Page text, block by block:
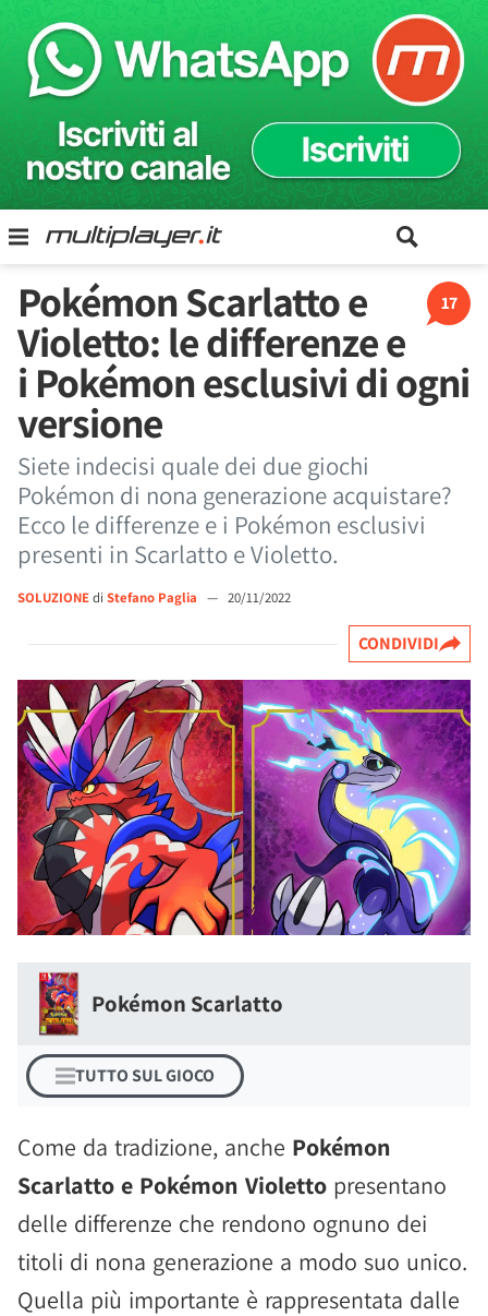
17
Pokémon Scarlatto e
Violetto: le differenze e
i Pokémon esclusivi di ogni
versione
Siete indecisi quale dei due giochi
Pokémon di nona generazione acquistare?
Ecco le differenze e i Pokémon esclusivi
presenti in Scarlatto e Violetto.
SOLUZIONEdi Stefano Paglia — 20/11/2022
CONDIVIDI
Pokémon Scarlatto
TUTTO SUL GIOCO
Come da tradizione, anche Pokémon
Scarlatto e Pokémon Violetto presentano
delle differenze che rendono ognuno dei
titoli di nona generazione a modo suo unico.
Quella più importante è rappresentata dalle